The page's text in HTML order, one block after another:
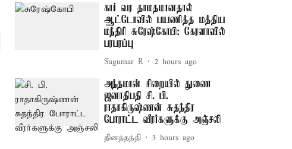
கார் வர தாமதமானதால்
ஆட்டோவில் பயணித்த மத்திய
மந்திரி சுரேஷ்கோபி: கேரளாவில்
பரபரப்பு
Sugumar R 2 hours ago
அந்தமான் சிறையில் துணை
ஜனாதிபதி சி. பி.
ராதாகிருஷ்ணன் சுதந்திர
போராட்ட வீரர்களுக்கு அஞ்சலி
தினத்தந்தி 3 hours ago